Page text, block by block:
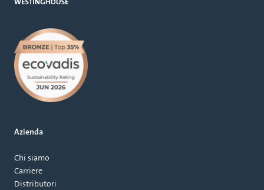
Azienda
Chi siamo
Carriere
Distributori